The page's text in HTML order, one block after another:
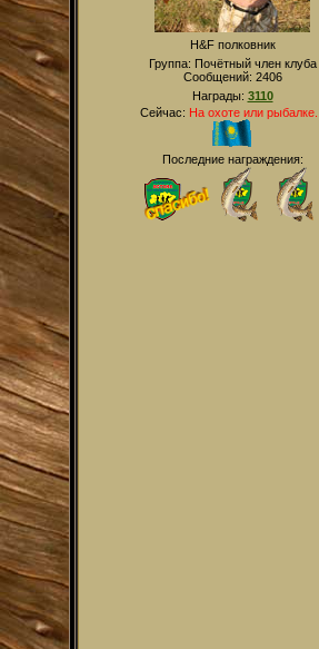
H&F полковник
Группа: Почётный член клуба
Сообщений: 2406
Награды: 3110
Сейчас: На охоте или рыбалке...
Последние награждения: